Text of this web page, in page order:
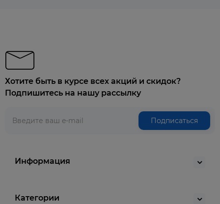
Хотите быть в курсе всех акций и скидок?
Подпишитесь на нашу рассылку
Подписаться
Информация
Категории